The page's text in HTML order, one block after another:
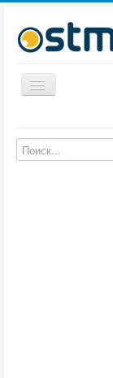
Включить/
Музыка из